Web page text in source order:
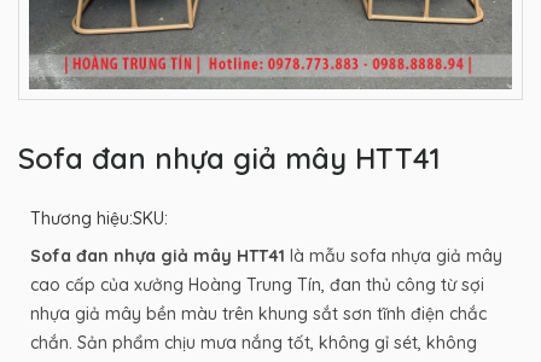
Sofa đan nhựa giả mây HTT41
Thương hiệu:SKU:
Sofa đan nhựa giả mây HTT41 là mẫu sofa nhựa giả mây
cao cấp của xưởng Hoàng Trung Tín, đan thủ công từ sợi
nhựa giả mây bền màu trên khung sắt sơn tĩnh điện chắc
chắn. Sản phẩm chịu mưa nắng tốt, không gỉ sét, không